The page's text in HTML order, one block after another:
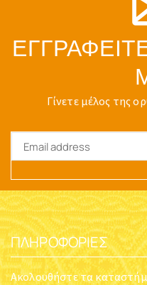
ΕΓΓΡΑΦΕΊΤΕ
Γίνετε μέλος της
ΠΛΗΡΟΦΟΡΊΕΣ
Ακολουθήστε τα